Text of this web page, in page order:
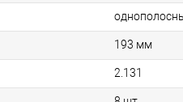
193 мм
2.131